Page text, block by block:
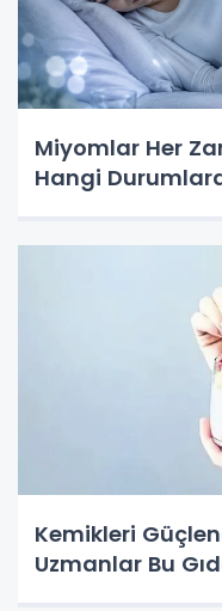
Miyomlar Her
Hangi
Kemikleri
Uzmanlar Bu